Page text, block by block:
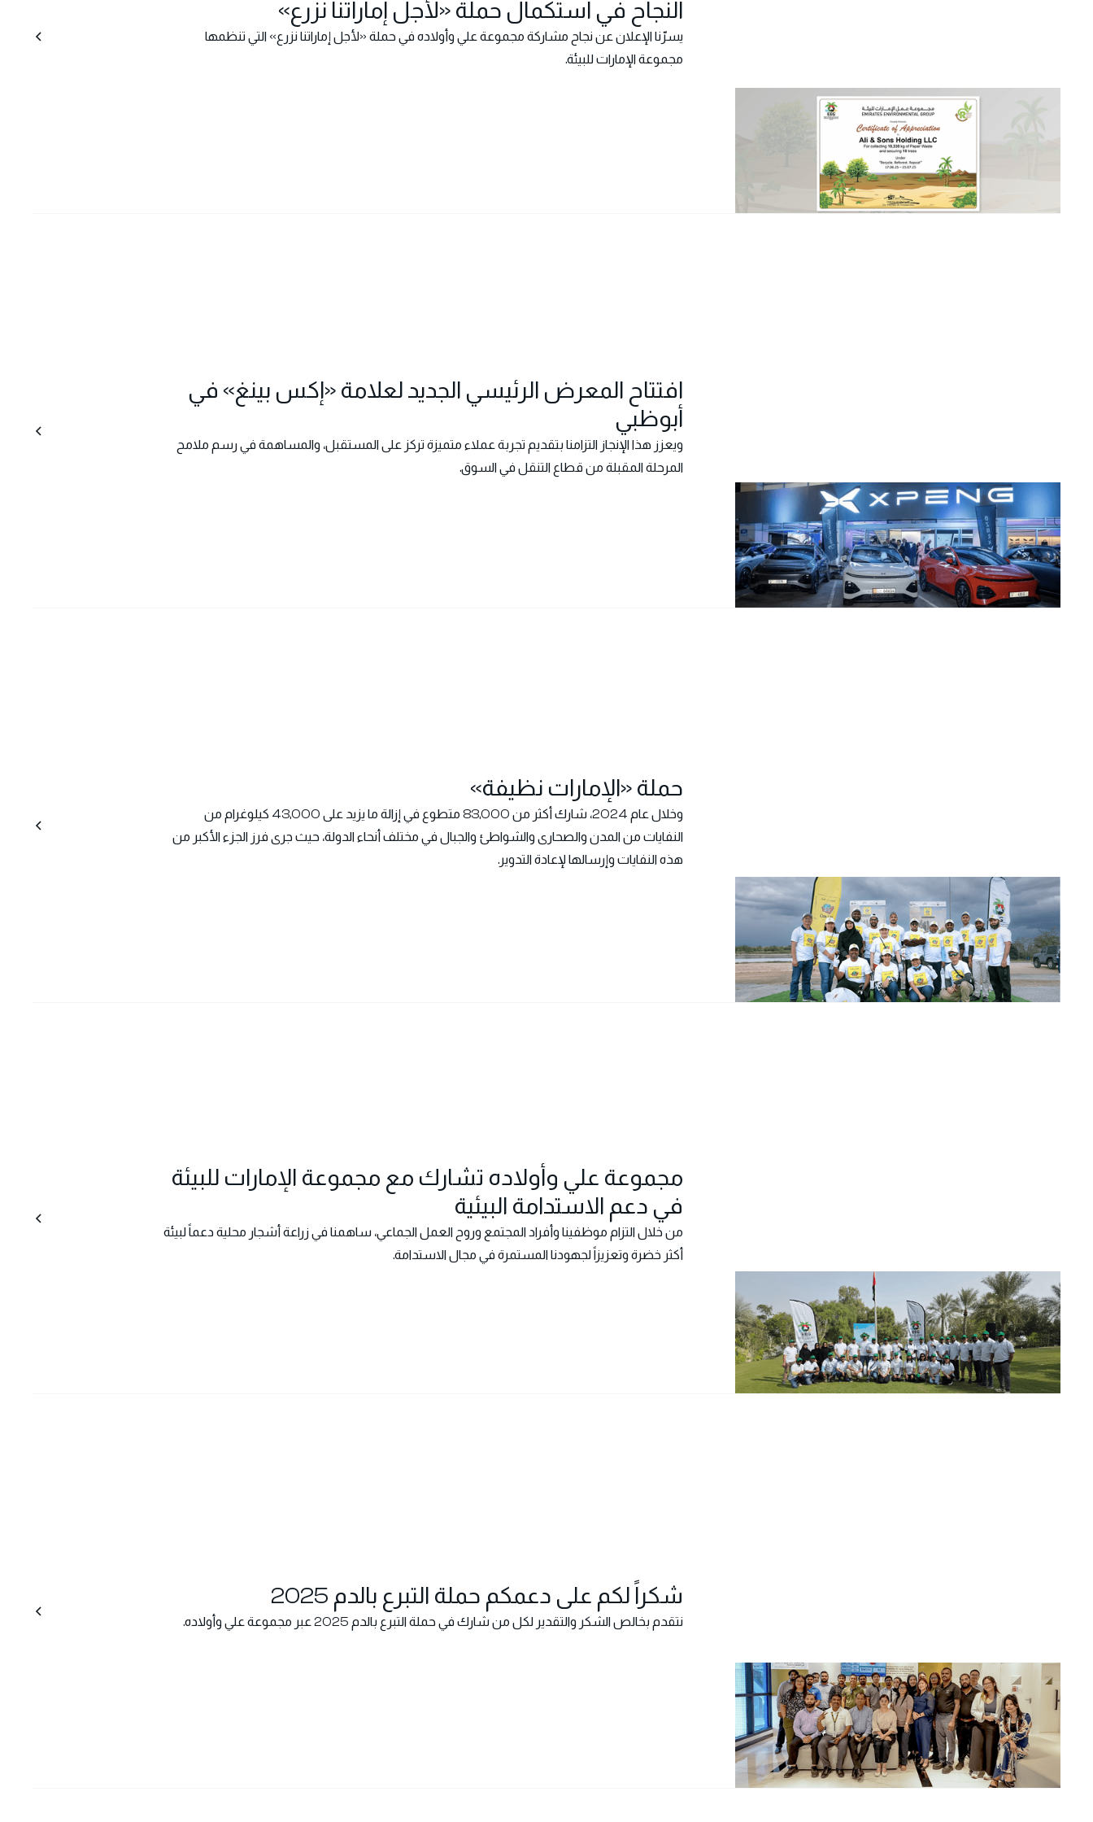
النجاح في استكمال حملة «لأجل إماراتنا نزرع»
يسرّنا الإعلان عن نجاح مشاركة مجموعة علي وأولاده في حملة «لأجل إماراتنا نزرع» التي تنظمها
مجموعة الإمارات للبيئة.
افتتاح المعرض الرئيسي الجديد لعلامة «إكس بينغ» في
أبوظبي
ويعزز هذا الإنجاز التزامنا بتقديم تجربة عملاء متميزة تركز على المستقبل، والمساهمة في رسم ملامح
المرحلة المقبلة من قطاع التنقل في السوق.
حملة «الإمارات نظيفة»
وخلال عام 2024، شارك أكثر من 83,000 متطوع في إزالة ما يزيد على 43,000 كيلوغرام من
النفايات من المدن والصحارى والشواطئ والجبال في مختلف أنحاء الدولة، حيث جرى فرز الجزء الأكبر من
هذه النفايات وإرسالها لإعادة التدوير.
مجموعة علي وأولاده تشارك مع مجموعة الإمارات للبيئة
في دعم الاستدامة البيئية
من خلال التزام موظفينا وأفراد المجتمع وروح العمل الجماعي، ساهمنا في زراعة أشجار محلية دعماً لبيئة
أكثر خضرة وتعزيزاً لجهودنا المستمرة في مجال الاستدامة.
شكراً لكم على دعمكم حملة التبرع بالدم 2025
نتقدم بخالص الشكر والتقدير لكل من شارك في حملة التبرع بالدم 2025 عبر مجموعة علي وأولاده.